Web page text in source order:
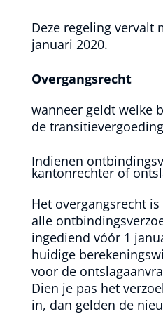
Deze regeling vervalt
januari 2020.
Overgangsrecht
wanneer geldt welke
de
Indienen
kantonrechter of
Het overgangsrecht
alle
ingediend vóór 1
huidige
voor de
Dien je pas het
in, dan gelden de